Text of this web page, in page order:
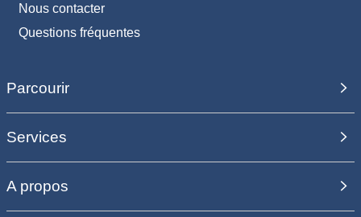
Nous contacter
Questions fréquentes
Parcourir
Services
A propos